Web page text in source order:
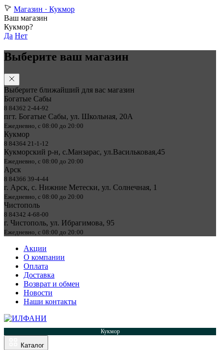
Магазин · Кукмор
Ваш магазин
Кукмор?
Да Нет
Выберите ваш магазин
Выберите ближайший для вас магазин
Богатые Сабы
8 84362 2-44-92
пгт. Богатые Сабы, ул. Школьная, 20А
Ежедневно, с 08:00 до 20:00
Кукмор
8 84364 21-1-12
Кукморский р-н, с.Манзарас, ул.Васильковая,45
Ежедневно, с 08:00 до 20:00
Арск
8 84366 39-4-44
г. Арск, с. Нижние Метески, ул. Солнечная, 1
Ежедневно, с 08:00 до 20:00
Чистополь
8 84342 4-68-00
г. Чистополь, ул. Ибрагимова, 95
Ежедневно, с 08:00 до 20:00
Акции
О компании
Оплата
Доставка
Возврат и обмен
Новости
Наши контакты
Кукмор
Каталог